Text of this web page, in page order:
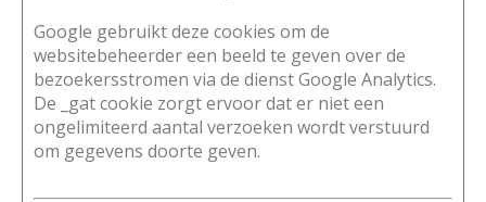
Google gebruikt deze cookies om de
websitebeheerder een beeld te geven over de
bezoekersstromen via de dienst Google Analytics.
De _gat cookie zorgt ervoor dat er niet een
ongelimiteerd aantal verzoeken wordt verstuurd
om gegevens doorte geven.